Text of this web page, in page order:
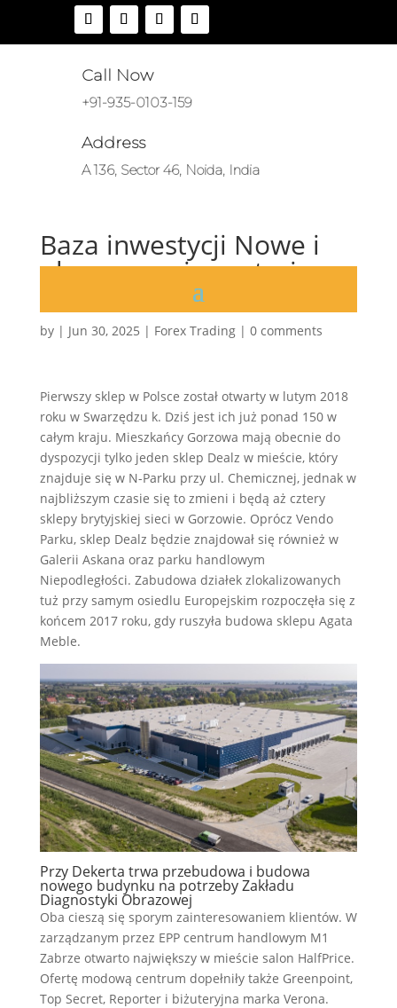
Call Now
+91-935-0103-159
Address
A 136, Sector 46, Noida, India
Baza inwestycji Nowe i
planowane inwestycje
budowlane INFO-INWEST
by | Jun 30, 2025 | Forex Trading| 0 comments
Pierwszy sklep w Polsce został otwarty w lutym 2018
roku w Swarzędzu k. Dziś jest ich już ponad 150 w
całym kraju. Mieszkańcy Gorzowa mają obecnie do
dyspozycji tylko jeden sklep Dealz w mieście, który
znajduje się w N-Parku przy ul. Chemicznej, jednak w
najbliższym czasie się to zmieni i będą aż cztery
sklepy brytyjskiej sieci w Gorzowie. Oprócz Vendo
Parku, sklep Dealz będzie znajdował się również w
Galerii Askana oraz parku handlowym
Niepodległości. Zabudowa działek zlokalizowanych
tuż przy samym osiedlu Europejskim rozpoczęła się z
końcem 2017 roku, gdy ruszyła budowa sklepu Agata
Meble.
Przy Dekerta trwa przebudowa i budowa
nowego budynku na potrzeby Zakładu
Diagnostyki Obrazowej
Oba cieszą się sporym zainteresowaniem klientów. W
zarządzanym przez EPP centrum handlowym M1
Zabrze otwarto największy w mieście salon HalfPrice.
Ofertę modową centrum dopełniły także Greenpoint,
Top Secret, Reporter i biżuteryjna marka Verona.